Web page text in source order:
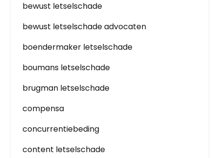
bewust letselschade
bewust letselschade advocaten
boendermaker letselschade
boumans letselschade
brugman letselschade
compensa
concurrentiebeding
content letselschade